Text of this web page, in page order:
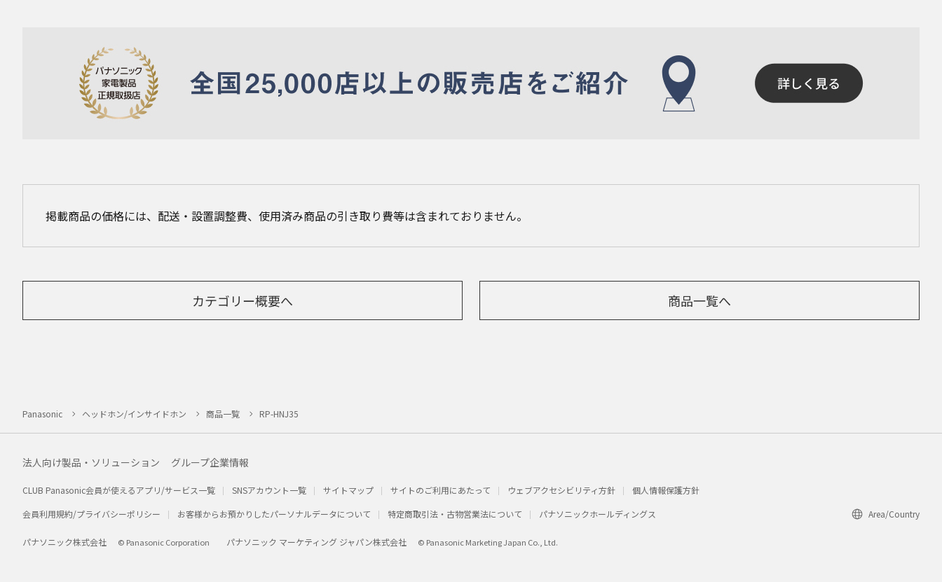
掲載商品の価格には、配送・設置調整費、使用済み商品の引き取り費等は含まれておりません。
カテゴリー概要へ 商品一覧へ
Panasonic ヘッドホン/インサイドホン 商品一覧 RP-HNJ35
法人向け製品・ソリューション グループ企業情報
CLUB Panasonic会員が使えるアプリ/サービス一覧 SNSアカウント一覧 サイトマップ サイトのご利用にあたって ウェブアクセシビリティ方針
個人情報保護方針
会員利用規約/プライバシーポリシー
お客様からお預かりしたパーソナルデータについて 特定商取引法・古物営業法について パナソニックホールディングス Area/Country
パナソニック株式会社 © Panasonic Corporation パナソニック マーケティング ジャパン株式会社 © Panasonic Marketing Japan Co., Ltd.